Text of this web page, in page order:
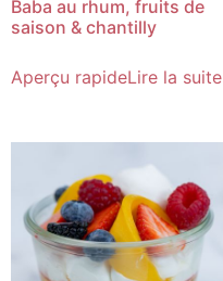
Baba au rhum, fruits de
saison & chantilly
Aperçu rapideLire la suite